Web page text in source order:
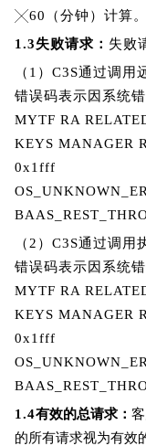
╳60（分钟）计算。
1.3失败请求： 失败
（1）C3S通过调用
错误码表示因系统
MYTF RA
KEYS MANAGER
0x1fff
（2） C3S通过调用
错误码表示因系统
MYTF RA
KEYS MANAGER
0x1fff
1.4有效的总请求：
的所有请求视为有效